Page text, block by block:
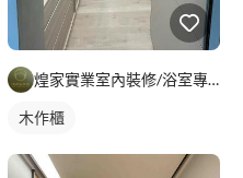
煌家實業室內裝修/浴室專精/統包工程
木作櫃